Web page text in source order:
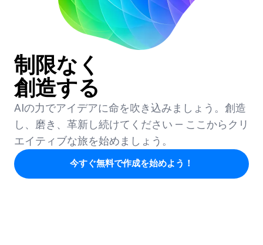
制限なく
創造する
AIの力でアイデアに命を吹き込みましょう。創造
し、磨き、革新し続けてください — ここからクリ
エイティブな旅を始めましょう。
今すぐ無料で作成を始めよう！